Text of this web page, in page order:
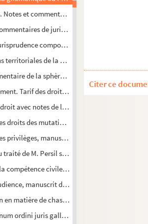
Notes et commentaires de jurisprudence
de jurisprudence commerciale,
composées de consultations,
territoriales de la France depuis le XI
de la sphère expliquée par les simples
Tarif des droits pour toutes espèces
droit avec notes de lecture: cour d'assises.
droits des mutation, manuscrit original de Th.
privilèges, manuscrit original de Th. Lemontier
traité de M. Persil sur les privilèges et
compétence civile des juges de paix sous le
manuscrit de Th. Lemontier
en matière de chasse, manuscrit de Th.
ordini juris gallici accomodatum ex
Citer ce